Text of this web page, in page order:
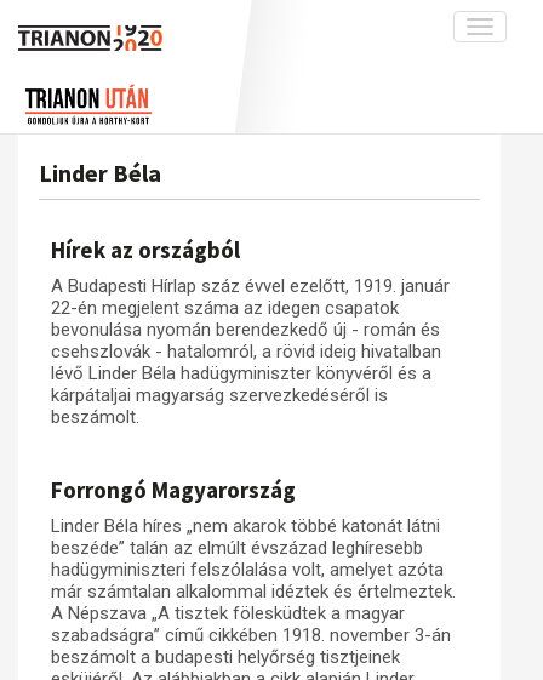
Toggle
A békerendszer megszilárdulása
Utókor és emlékezet
Galéria
Adatbázis
Emlékművek (feltöltés alatt)
Menekültek
Visszhang
Publikációk
Dokumentumok
A trianoni szerződés
Műhelymunkák
Linder Béla
Hírek az országból
A Budapesti Hírlap száz évvel ezelőtt, 1919. január
22-én megjelent száma az idegen csapatok
bevonulása nyomán berendezkedő új - román és
csehszlovák - hatalomról, a rövid ideig hivatalban
lévő Linder Béla hadügyminiszter könyvéről és a
kárpátaljai magyarság szervezkedéséről is
beszámolt.
Forrongó Magyarország
Linder Béla híres „nem akarok többé katonát látni
beszéde” talán az elmúlt évszázad leghíresebb
hadügyminiszteri felszólalása volt, amelyet azóta
már számtalan alkalommal idéztek és értelmeztek.
A Népszava „A tisztek fölesküdtek a magyar
szabadságra” című cikkében 1918. november 3-án
beszámolt a budapesti helyőrség tisztjeinek